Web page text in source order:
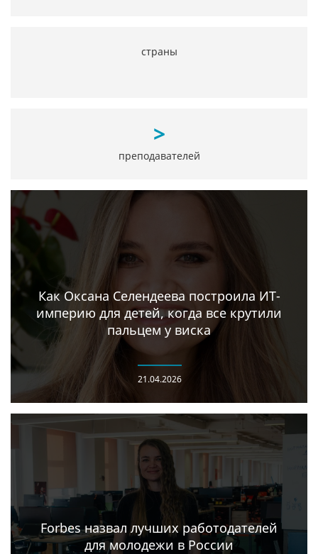
страны
>
преподавателей
Как Оксана Селендеева построила ИТ-
империю для детей, когда все крутили
пальцем у виска
21.04.2026
Forbes назвал лучших работодателей
для молодежи в России